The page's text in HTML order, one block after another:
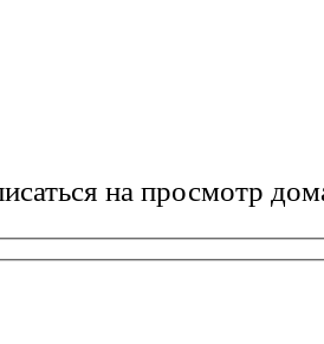
на просмотр